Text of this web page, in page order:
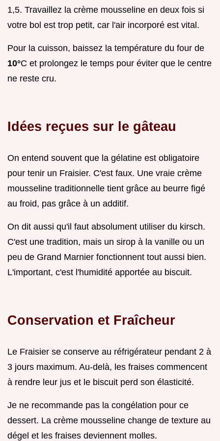
1,5. Travaillez la crème mousseline en deux fois si
votre bol est trop petit, car l'air incorporé est vital.
Pour la cuisson, baissez la température du four de
10°C et prolongez le temps pour éviter que le centre
ne reste cru.
Idées reçues sur le gâteau
On entend souvent que la gélatine est obligatoire
pour tenir un Fraisier. C'est faux. Une vraie crème
mousseline traditionnelle tient grâce au beurre figé
au froid, pas grâce à un additif.
On dit aussi qu'il faut absolument utiliser du kirsch.
C'est une tradition, mais un sirop à la vanille ou un
peu de Grand Marnier fonctionnent tout aussi bien.
L'important, c'est l'humidité apportée au biscuit.
Conservation et Fraîcheur
Le Fraisier se conserve au réfrigérateur pendant 2 à
3 jours maximum. Au-delà, les fraises commencent
à rendre leur jus et le biscuit perd son élasticité.
Je ne recommande pas la congélation pour ce
dessert. La crème mousseline change de texture au
dégel et les fraises deviennent molles.